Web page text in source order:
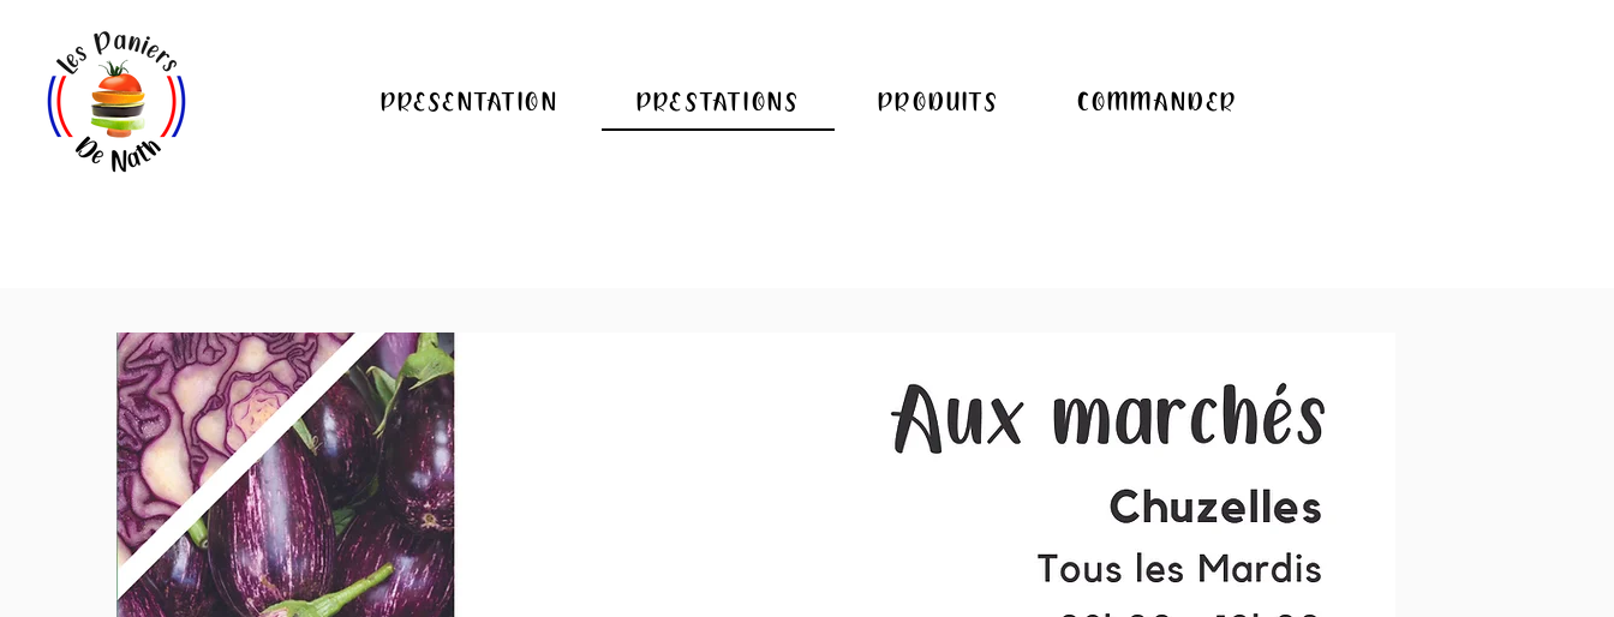
PRESENTATION PRESTATIONS PRODUITS COMMANDER